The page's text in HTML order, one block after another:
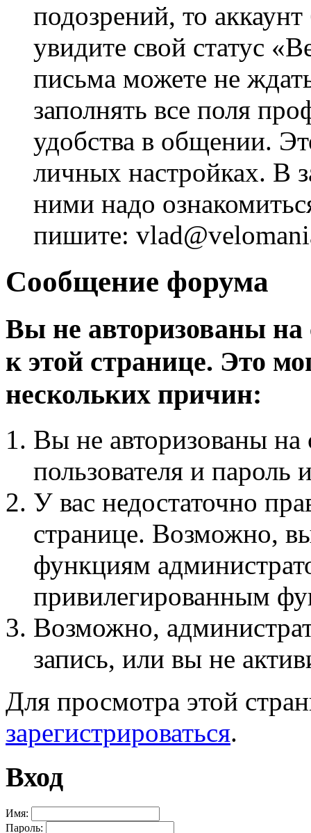
подозрений, то
увидите свой статус
письма можете не
заполнять все поля
удобства в общении.
личных настройках. В
ними надо
пишите:
Сообщение форума
Вы не авторизованы на
к этой странице. Это
нескольких причин:
Вы не авторизованы на
пользователя и пароль
У вас недостаточно
странице. Возможно,
функциям
привилегированным
Возможно,
запись, или вы не
Для просмотра этой
зарегистрироваться.
Вход
Имя:
Пароль: